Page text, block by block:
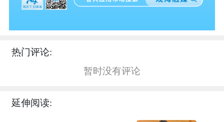
热门评论:
暂时没有评论
延伸阅读: